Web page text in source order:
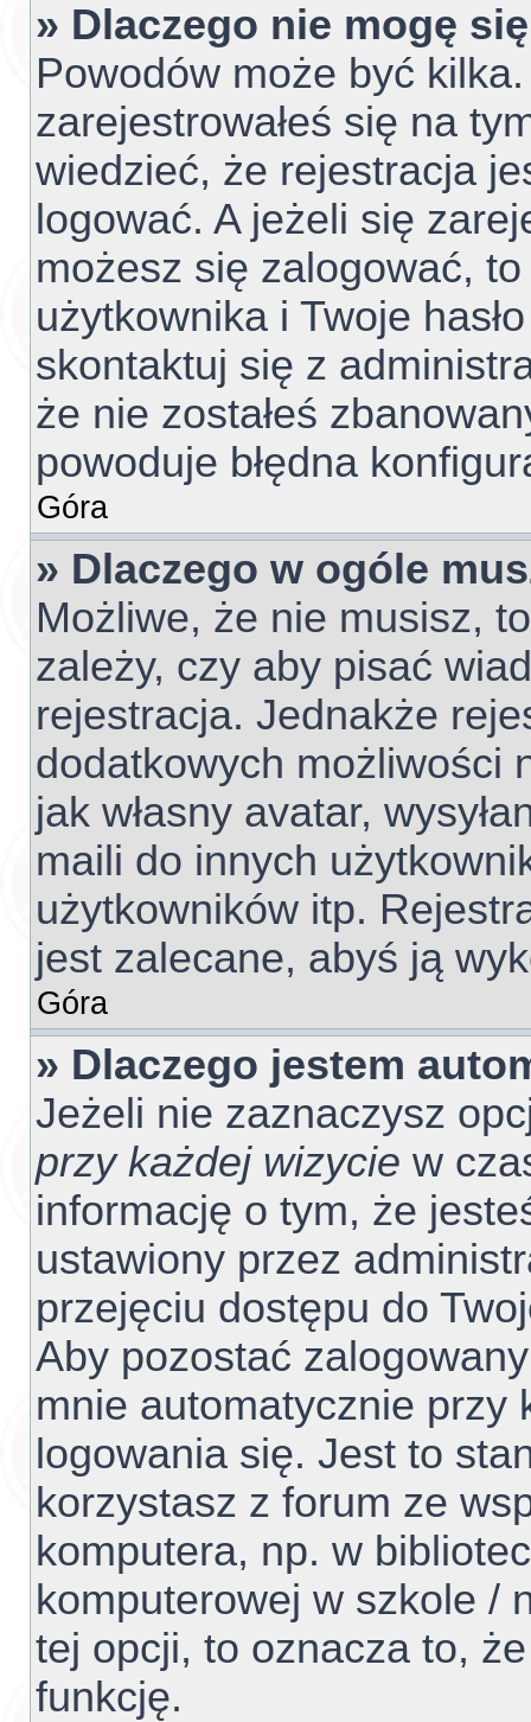
» Dlaczego nie mogę
Powodów może być
zarejestrowałeś się na
wiedzieć, że rejestracja
logować. A jeżeli się
możesz się zalogować,
użytkownika i Twoje
skontaktuj się z
że nie zostałeś
powoduje błędna
Góra
» Dlaczego w ogóle
Możliwe, że nie musisz,
zależy, czy aby pisać
rejestracja. Jednakże
dodatkowych możliwości
jak własny avatar,
maili do innych
użytkowników itp.
jest zalecane, abyś ją
Góra
» Dlaczego jestem
Jeżeli nie zaznaczysz
przy każdej wizycie w
informację o tym, że
ustawiony przez
przejęciu dostępu do
Aby pozostać
mnie automatycznie przy
logowania się. Jest to
korzystasz z forum ze
komputera, np. w
komputerowej w szkole /
tej opcji, to oznacza to,
funkcję.